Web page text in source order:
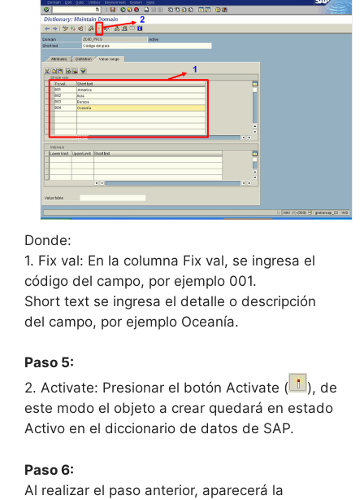
Donde:
1. Fix val: En la columna Fix val, se ingresa el
código del campo, por ejemplo 001.
Short text se ingresa el detalle o descripción
del campo, por ejemplo Oceanía.
Paso 5:
2. Activate: Presionar el botón Activate (
), de
este modo el objeto a crear quedará en estado
Activo en el diccionario de datos de SAP.
Paso 6:
Al realizar el paso anterior, aparecerá la